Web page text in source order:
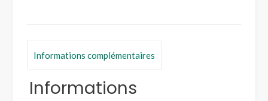
Informations complémentaires
Informations